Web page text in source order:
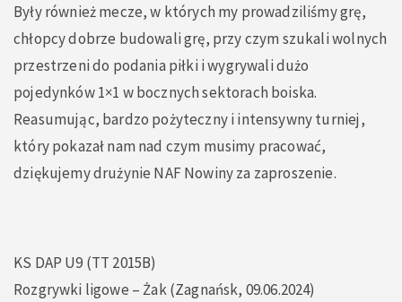
Były również mecze, w których my prowadziliśmy grę,
chłopcy dobrze budowali grę, przy czym szukali wolnych
przestrzeni do podania piłki i wygrywali dużo
pojedynków 1×1 w bocznych sektorach boiska.
Reasumując, bardzo pożyteczny i intensywny turniej,
który pokazał nam nad czym musimy pracować,
dziękujemy drużynie NAF Nowiny za zaproszenie.
KS DAP U9 (TT 2015B)
Rozgrywki ligowe – Żak (Zagnańsk, 09.06.2024)